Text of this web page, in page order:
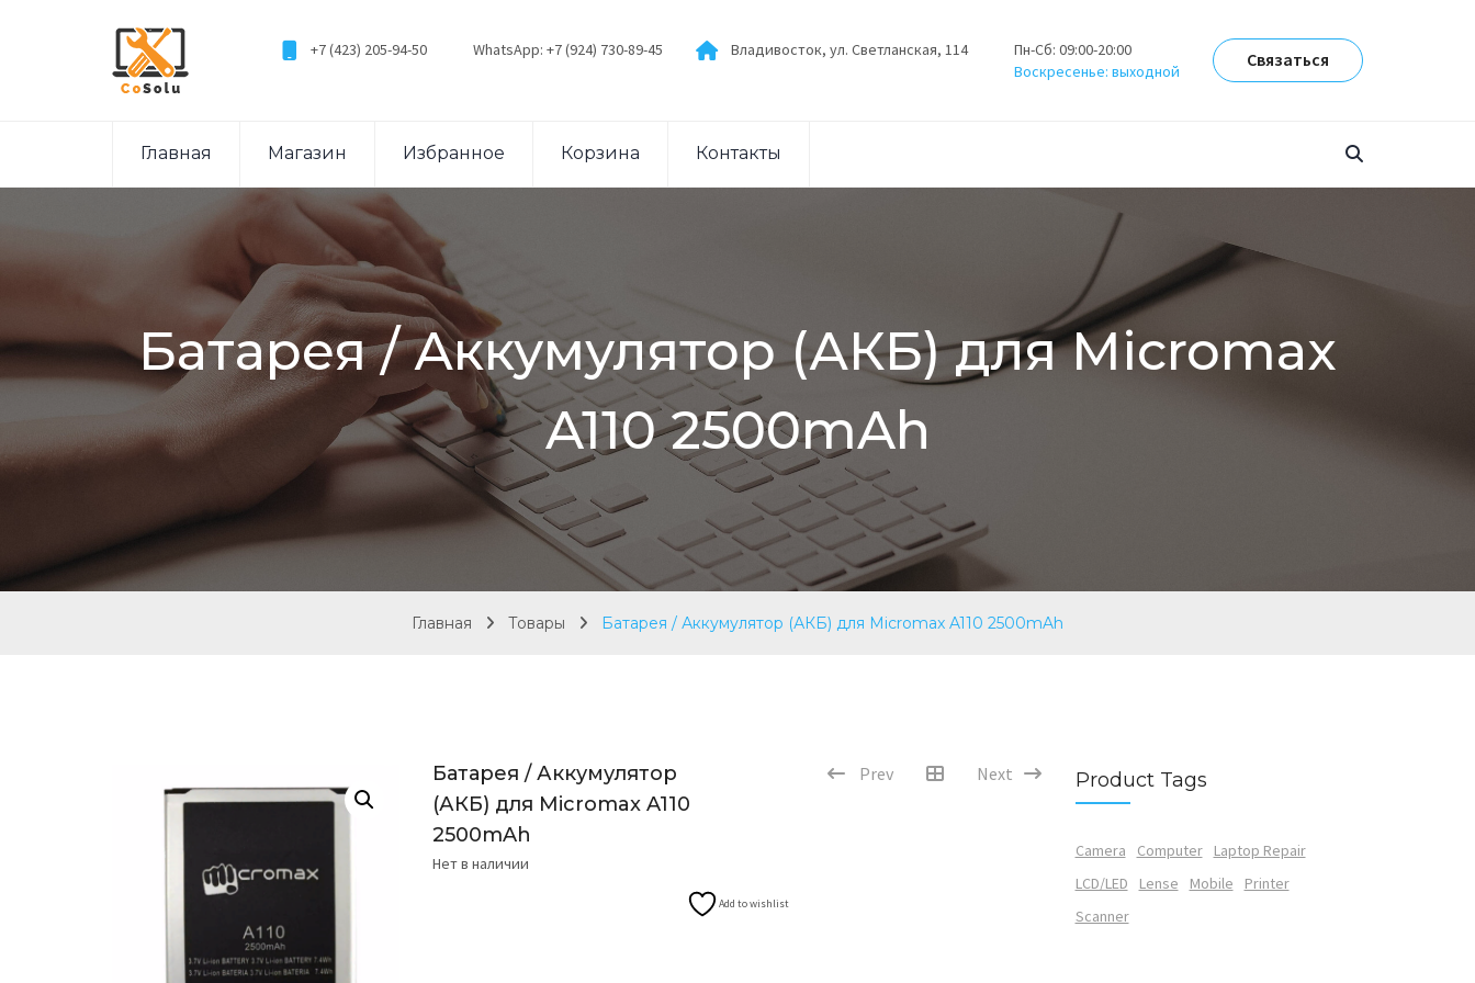
+7 (423) 205-94-50 WhatsApp: +7 (924) 730-89-45 Владивосток, ул. Светланская, 114
Пн-Сб: 09:00-20:00
Воскресенье: выходной
Связаться
Главная Магазин Избранное Корзина Контакты
Батарея / Аккумулятор (АКБ) для Micromax
A110 2500mAh
Главная Товары Батарея / Аккумулятор (АКБ) для Micromax A110 2500mAh
Prev Next
Батарея / Аккумулятор
(АКБ) для Micromax A110
2500mAh
Нет в наличии
Add to wishlist
Product Tags
Camera Computer
Laptop Repair
LCD/LED
Lense Mobile
Printer
Scanner